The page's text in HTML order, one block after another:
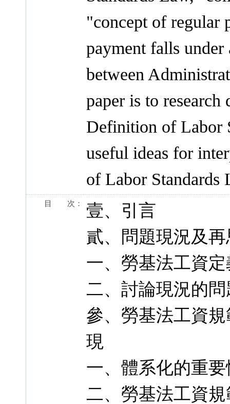
"concept of regular
payment falls under
between
paper is to
Definition of Labor
useful ideas for
of Labor Standards
目 次：
壹、引言
貳、問題現況及
一、勞基法工資
二、討論現況的
參、勞基法工資
現
一、體系化的重
二、勞基法工資